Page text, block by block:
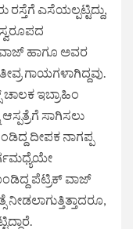
ಎಸೆಯಲ್ಪಟ್ಟಿದ್ದು,
ವಾಜ್ ಹಾಗೂ ಅವರ
ಗಾಯಗಳಾಗಿದ್ದವು.
ಚಾಲಕ ಇಬ್ರಾಹಿಂ
ಸಾಗಿಸಲು
ದೀಪಕ ನಾಗಪ್ಪ
ಪೆಟ್ರಿಕ್ ವಾಜ್